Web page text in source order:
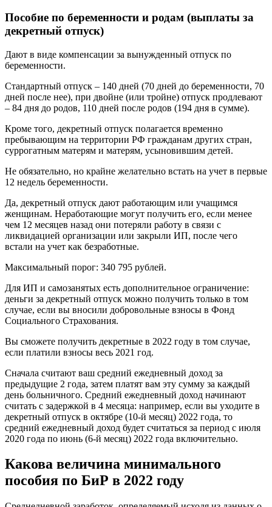
Пособие по беременности и родам (выплаты за
декретный отпуск)
Дают в виде компенсации за вынужденный отпуск по
беременности.
Стандартный отпуск – 140 дней (70 дней до беременности, 70
дней после нее), при двойне (или тройне) отпуск продлевают
– 84 дня до родов, 110 дней после родов (194 дня в сумме).
Кроме того, декретный отпуск полагается временно
пребывающим на территории РФ гражданам других стран,
суррогатным матерям и матерям, усыновившим детей.
Не обязательно, но крайне желательно встать на учет в первые
12 недель беременности.
Да, декретный отпуск дают работающим или учащимся
женщинам. Неработающие могут получить его, если менее
чем 12 месяцев назад они потеряли работу в связи с
ликвидацией организации или закрыли ИП, после чего
встали на учет как безработные.
Максимальный порог: 340 795 рублей.
Для ИП и самозанятых есть дополнительное ограничение:
деньги за декретный отпуск можно получить только в том
случае, если вы вносили добровольные взносы в Фонд
Социального Страхования.
Вы сможете получить декретные в 2022 году в том случае,
если платили взносы весь 2021 год.
Сначала считают ваш средний ежедневный доход за
предыдущие 2 года, затем платят вам эту сумму за каждый
день больничного. Средний ежедневный доход начинают
считать с задержкой в 4 месяца: например, если вы уходите в
декретный отпуск в октябре (10-й месяц) 2022 года, то
средний ежедневный доход будет считаться за период с июля
2020 года по июнь (6-й месяц) 2022 года включительно.
Какова величина минимального
пособия по БиР в 2022 году